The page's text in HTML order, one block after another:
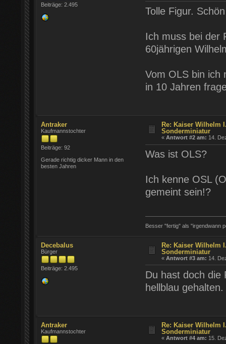
Beiträge: 2.495
Tolle Figur.
Ich muss bei der
60jährigen
Vom OLS bin ich
in 10 Jahren
Antraker
Kaufmannstochter
Beiträge: 92
Gerade richtig dicker Mann in den
besten Jahren
Re: Kaiser Wilhelm
Sonderminiatur
«Antwort #2 am: 14.
Was ist OLS?
Ich kenne OSL
gemeint sein!?
Besser "fertig" als "irgendwann
Decebalus
Bürger
Beiträge: 2.495
Re: Kaiser Wilhelm
Sonderminiatur
«Antwort #3 am: 14.
Du hast doch die
hellblau
Antraker
Kaufmannstochter
Re: Kaiser Wilhelm
Sonderminiatur
«Antwort #4 am: 15.